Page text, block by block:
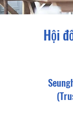
​Hội